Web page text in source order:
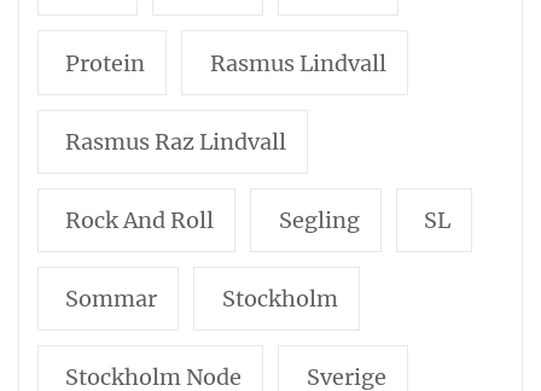
Protein Rasmus Lindvall
Rasmus Raz Lindvall
Rock And Roll Segling SL
Sommar Stockholm
Stockholm Node Sverige